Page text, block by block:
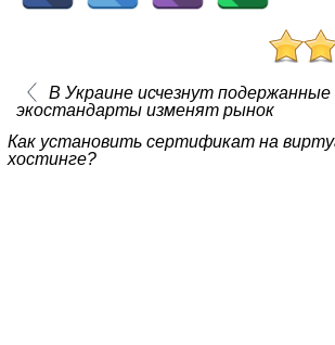
В Украине исчезнут
экостандарты изменят рынок
Как установить сертификат на
хостинге?